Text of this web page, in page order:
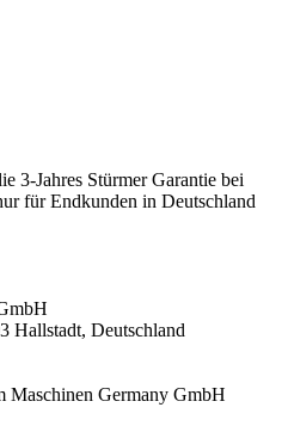
3-Jahres Stürmer Garantie bei
für Endkunden in Deutschland
Hallstadt, Deutschland
Maschinen Germany GmbH